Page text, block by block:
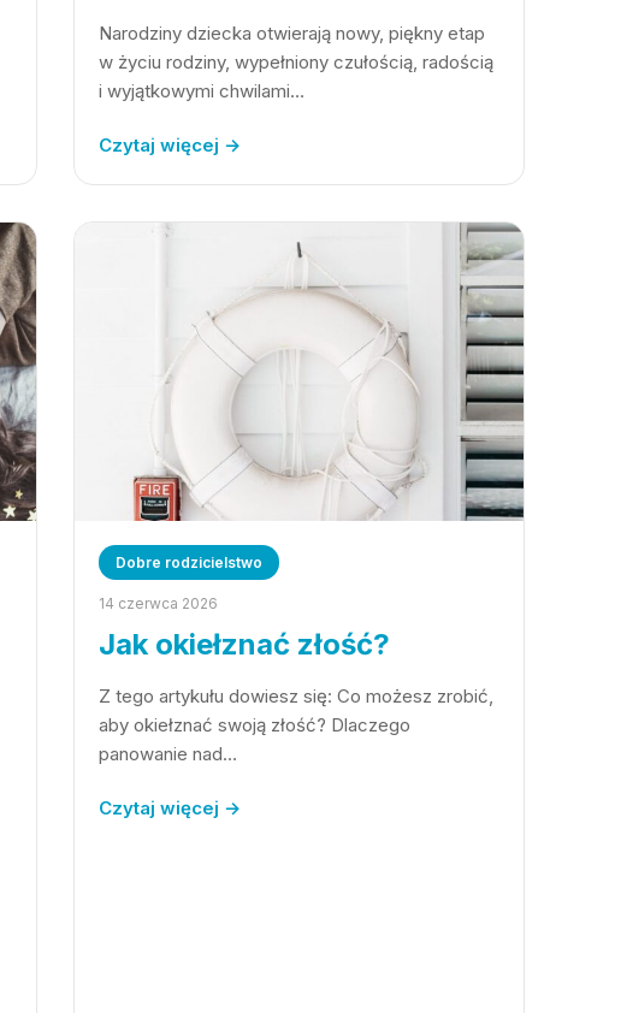
Narodziny dziecka otwierają nowy, piękny etap
w życiu rodziny, wypełniony czułością, radością
i wyjątkowymi chwilami…
Czytaj więcej →
Dobre rodzicielstwo
14 czerwca 2026
Jak okiełznać złość?
Z tego artykułu dowiesz się: Co możesz zrobić,
aby okiełznać swoją złość? Dlaczego
panowanie nad…
Czytaj więcej →